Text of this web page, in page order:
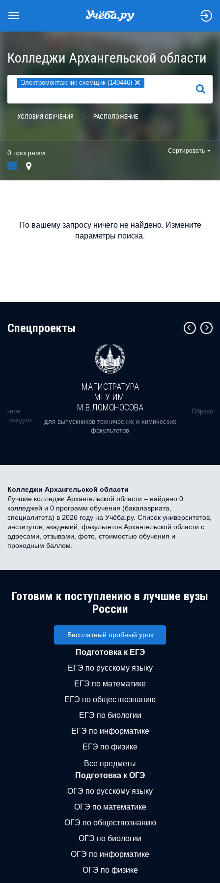
Колледжи Архангельской области
Электромонтажник-схемщик (140446) ×
НАЙТИ
УСЛОВИЯ ОБУЧЕНИЯ РАСПОЛОЖЕНИЕ
0 программ Сортировать
По вашему запросу ничего не найдено. Измените
параметры поиска.
Cпецпроекты
в каждом
МАГИСТРАТУРА
МГУ ИМ.
М.В.ЛОМОНОСОВА
для выпускников технических и химических
факультетов
Колледжи Архангельской области
Лучшие колледжи Архангельской области – найдено 0
колледжей и 0 программ обучения (бакалавриата,
специалитета) в 2026 году на Учёба.ру. Список университетов,
институтов, академий, факультетов Архангельской области с
адресами, отзывами, фото, стоимостью обучения и
проходным баллом.
Готовим к поступлению в лучшие вузы
России
Бесплатный пробный урок
Подготовка к ЕГЭ
ЕГЭ по русскому языку
ЕГЭ по математике
ЕГЭ по обществознанию
ЕГЭ по биологии
ЕГЭ по информатике
ЕГЭ по физике
Все предметы
Подготовка к ОГЭ
ОГЭ по русскому языку
ОГЭ по математике
ОГЭ по обществознанию
ОГЭ по биологии
ОГЭ по информатике
ОГЭ по физике